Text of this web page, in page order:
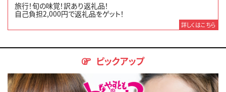
旅行！旬の味覚！訳あり返礼品！
自己負担2,000円で返礼品をゲット！
詳しくはこちら
ピックアップ